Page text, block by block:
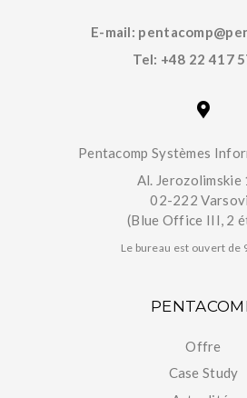
E-mail:
Tel: +48 22 417
Pentacomp Systèmes
Al. Jerozolimskie
02-222
(Blue Office III, 2
Le bureau est ouvert de
Offre
Case Study